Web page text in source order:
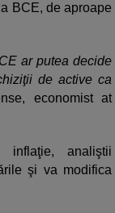
BCE, de aproape
ar putea decide
de active ca
economist at
analiştii
şi va modifica